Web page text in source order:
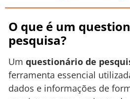
O que é um
pesquisa?
Um questionário de
ferramenta essencial
dados e informações de